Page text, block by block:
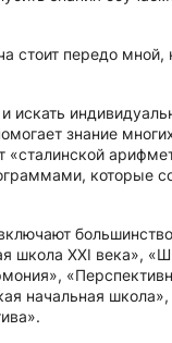
стоит передо мной,
искать
знание
«сталинской
которые
школа ХХI века»,
начальная школа»,